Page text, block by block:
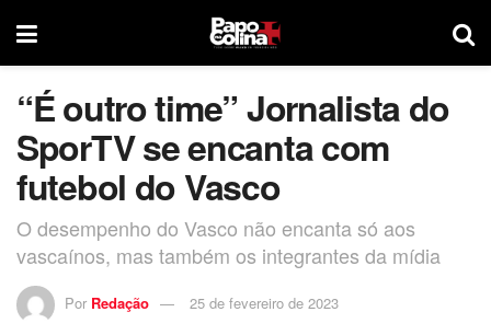
“É outro time” Jornalista do
SporTV se encanta com
futebol do Vasco
O desempenho do Vasco não encanta só aos
vascaínos, mas também os integrantes da mídia
Por Redação 25 de fevereiro de 2023